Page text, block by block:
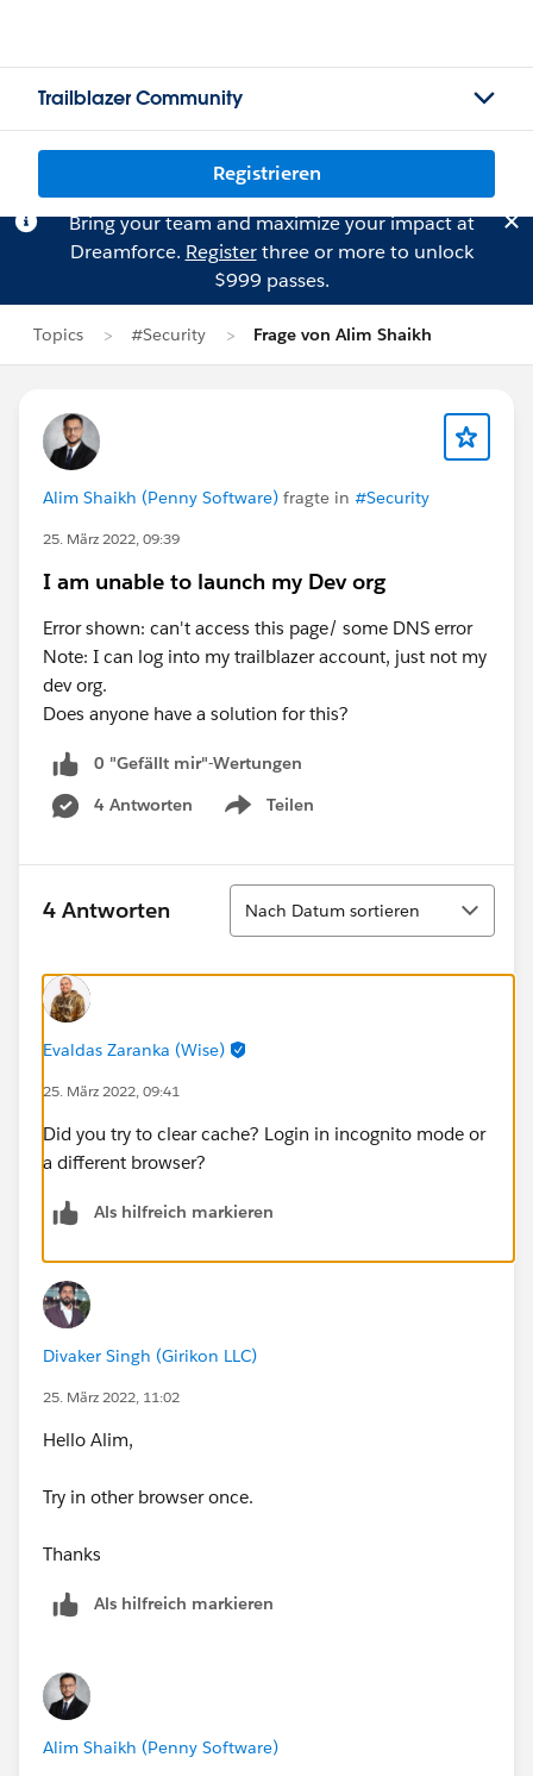
Trailblazer Community
Registrieren
Bring your team and maximize your impact at
Dreamforce. Registerthree or more to unlock
$999 passes.
Topics #Security Frage von Alim Shaikh
Alim Shaikh (Penny Software) fragte in #Security
25. März 2022, 09:39
I am unable to launch my Dev org
Error shown: can't access this page/ some DNS error
Note: I can log into my trailblazer account, just not my
dev org.
Does anyone have a solution for this?
0 "Gefällt mir"-Wertungen
4 Antworten
Teilen
Show menu
4 Antworten
Sortieren
Nach Datum sortieren
Evaldas Zaranka (Wise)
25. März 2022, 09:41
Did you try to clear cache? Login in incognito mode or
a different browser?
Als hilfreich markieren
Divaker Singh (Girikon LLC)
25. März 2022, 11:02
Hello Alim,
Try in other browser once.
Thanks
Als hilfreich markieren
Alim Shaikh (Penny Software)